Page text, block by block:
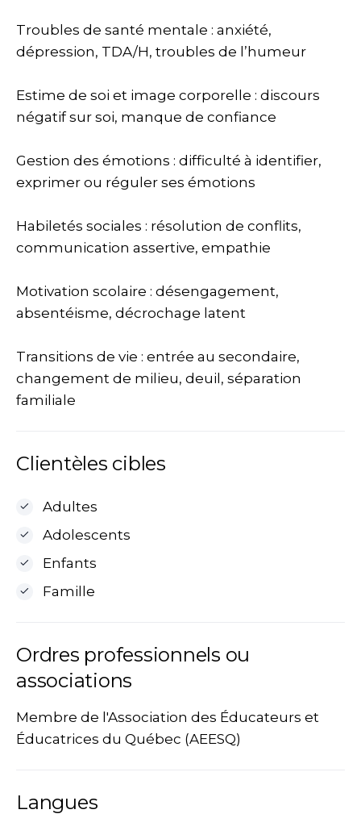
Troubles de santé mentale : anxiété,
dépression, TDA/H, troubles de l’humeur
Estime de soi et image corporelle : discours
négatif sur soi, manque de confiance
Gestion des émotions : difficulté à identifier,
exprimer ou réguler ses émotions
Habiletés sociales : résolution de conflits,
communication assertive, empathie
Motivation scolaire : désengagement,
absentéisme, décrochage latent
Transitions de vie : entrée au secondaire,
changement de milieu, deuil, séparation
familiale
Clientèles cibles
Adultes
Adolescents
Enfants
Famille
Ordres professionnels ou
associations
Membre de l'Association des Éducateurs et
Éducatrices du Québec (AEESQ)
Langues